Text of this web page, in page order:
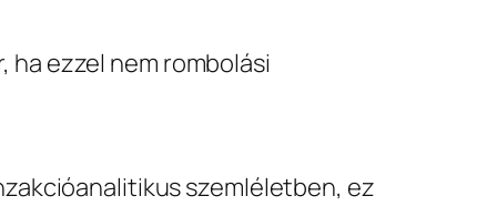
ha ezzel nem rombolási
szemléletben, ez